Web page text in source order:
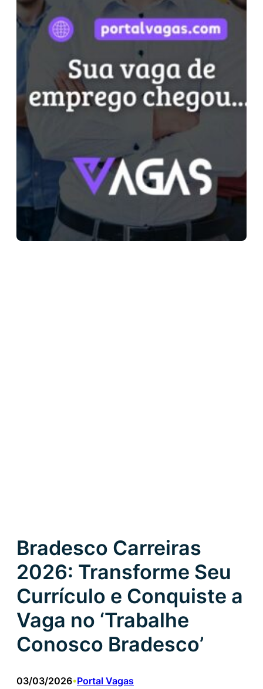
Bradesco Carreiras
2026: Transforme Seu
Currículo e Conquiste a
Vaga no ‘Trabalhe
Conosco Bradesco’
03/03/2026•Portal Vagas